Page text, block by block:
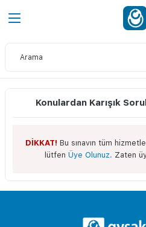
Konulardan Karışık
DİKKAT! Bu sınavın tüm
lütfen Üye Olunuz. Zaten